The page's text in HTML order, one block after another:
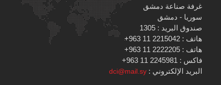
غرفة صناعة دمشق
سوريا - دمشق
صندوق البريد : 1305
هاتف : 2215042 11 963+
هاتف : 2222205 11 963+
فاكس : 2245981 11 963+
البريد الإلكتروني :dci@mail.sy